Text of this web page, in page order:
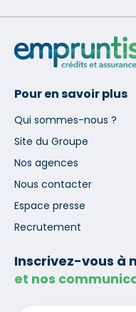
Pour en savoir plus
Qui sommes-nous ?
Site du Groupe
Nos agences
Nous contacter
Espace presse
Recrutement
Inscrivez-vous à
et nos